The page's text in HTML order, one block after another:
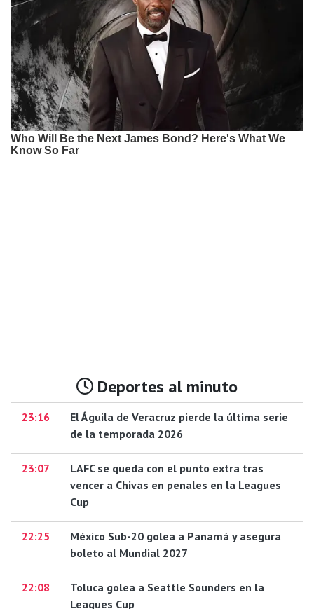
Deportes al minuto
23:16
El Águila de Veracruz pierde la última serie
de la temporada 2026
23:07
LAFC se queda con el punto extra tras
vencer a Chivas en penales en la Leagues
Cup
22:25
México Sub-20 golea a Panamá y asegura
boleto al Mundial 2027
22:08
Toluca golea a Seattle Sounders en la
Leagues Cup